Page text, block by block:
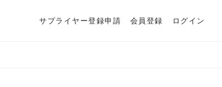
サプライヤー登録申請 会員登録 ログイン